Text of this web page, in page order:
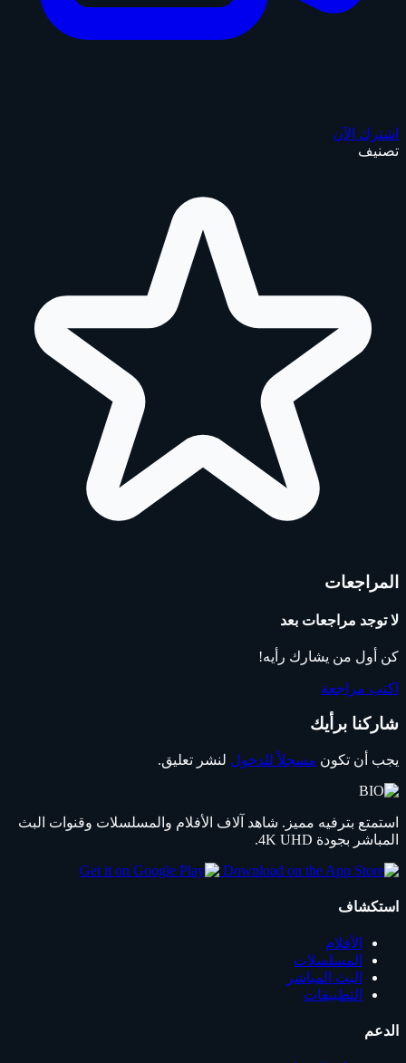
اشترك الآن
تصنيف
المراجعات
لا توجد مراجعات بعد
كن أول من يشارك رأيه!
اكتب مراجعة
شاركنا برأيك
يجب أن تكون مسجلاً للدخول لنشر تعليق.
استمتع بترفيه مميز. شاهد آلاف الأفلام والمسلسلات وقنوات البث
المباشر بجودة 4K UHD.
استكشاف
الأفلام
المسلسلات
البث المباشر
التطبيقات
الدعم